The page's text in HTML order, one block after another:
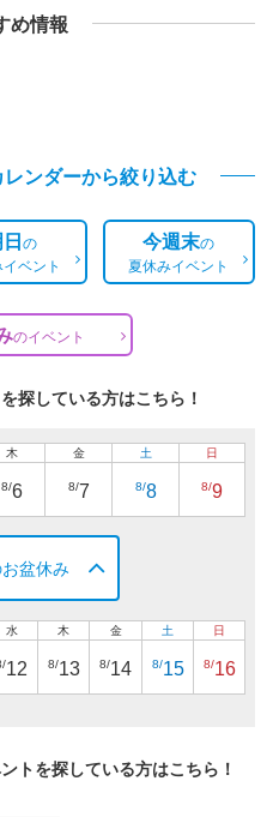
め情報
ンダーから絞り込む
の
ベント
今週末の
夏休みイベント
のイベント
探している方はこちら！
木
8/6
金
8/7
土
8/8
日
8/9
盆休み
水
12
木
8/13
金
8/14
土
8/15
日
8/16
トを探している方はこちら！